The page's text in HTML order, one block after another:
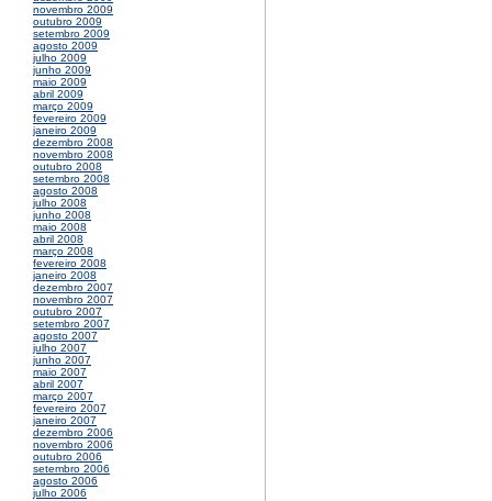
novembro 2009
outubro 2009
setembro 2009
agosto 2009
julho 2009
junho 2009
maio 2009
abril 2009
março 2009
fevereiro 2009
janeiro 2009
dezembro 2008
novembro 2008
outubro 2008
setembro 2008
agosto 2008
julho 2008
junho 2008
maio 2008
abril 2008
março 2008
fevereiro 2008
janeiro 2008
dezembro 2007
novembro 2007
outubro 2007
setembro 2007
agosto 2007
julho 2007
junho 2007
maio 2007
abril 2007
março 2007
fevereiro 2007
janeiro 2007
dezembro 2006
novembro 2006
outubro 2006
setembro 2006
agosto 2006
julho 2006